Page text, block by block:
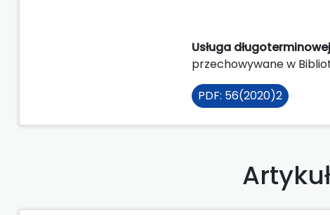
Usługa
przechowywane w
PDF: 56(2020)2